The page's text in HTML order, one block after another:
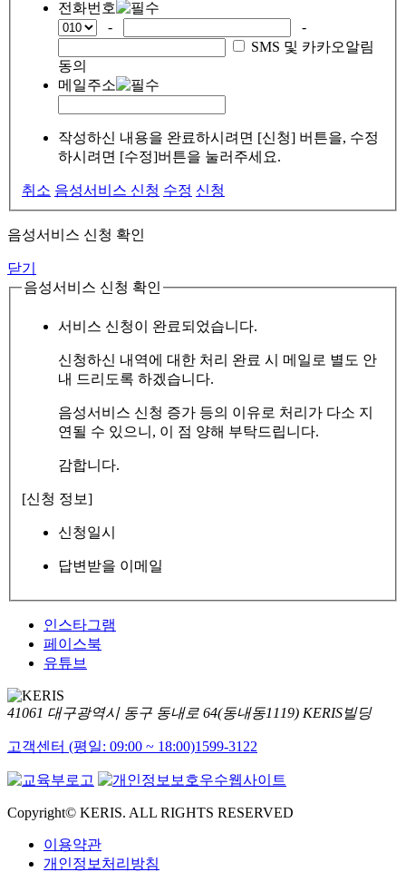
전화번호
-
-
SMS 및 카카오알림
동의
메일주소
작성하신 내용을 완료하시려면 [신청] 버튼을, 수정
하시려면 [수정]버튼을 눌러주세요.
취소 음성서비스 신청 수정 신청
음성서비스 신청 확인
닫기
음성서비스 신청 확인
서비스 신청이 완료되었습니다.
신청하신 내역에 대한 처리 완료 시 메일로 별도 안
내 드리도록 하겠습니다.
음성서비스 신청 증가 등의 이유로 처리가 다소 지
연될 수 있으니, 이 점 양해 부탁드립니다.
감합니다.
[신청 정보]
신청일시
답변받을 이메일
인스타그램
페이스북
유튜브
41061 대구광역시 동구 동내로 64(동내동1119) KERIS빌딩
고객센터 (평일: 09:00 ~ 18:00)1599-3122
Copyright© KERIS. ALL RIGHTS RESERVED
이용약관
개인정보처리방침